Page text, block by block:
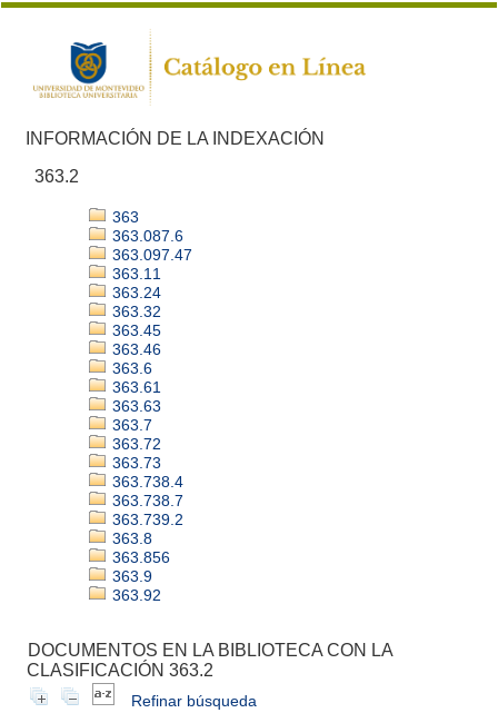
INFORMACIÓN DE LA INDEXACIÓN
363.2
363
363.087.6
363.097.47
363.11
363.24
363.32
363.45
363.46
363.6
363.61
363.63
363.7
363.72
363.73
363.738.4
363.738.7
363.739.2
363.8
363.856
363.9
363.92
DOCUMENTOS EN LA BIBLIOTECA CON LA
CLASIFICACIÓN 363.2
Refinar búsqueda